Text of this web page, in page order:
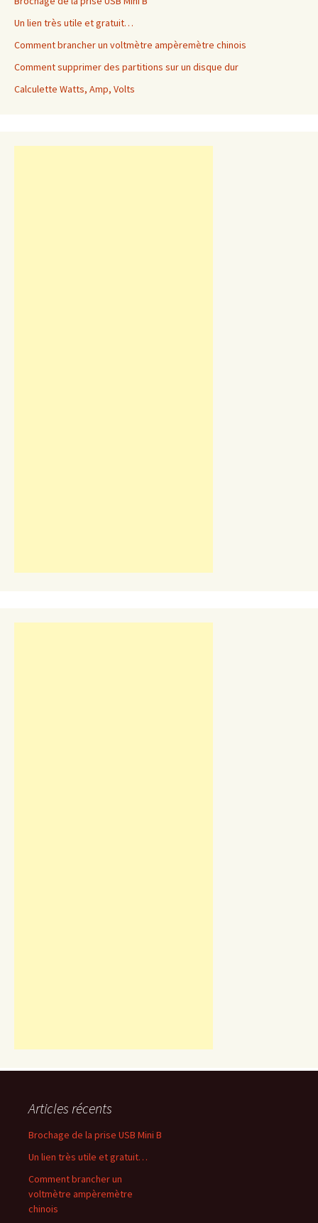
Un lien très utile et gratuit…
Comment brancher un voltmètre ampèremètre chinois
Comment supprimer des partitions sur un disque dur
Calculette Watts, Amp, Volts
Articles récents
Brochage de la prise USB Mini B
Un lien très utile et gratuit…
Comment brancher un
voltmètre ampèremètre
chinois